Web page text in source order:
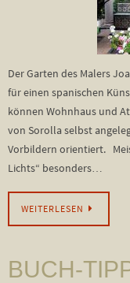
Der Garten des Malers
für einen spanischen
können Wohnhaus und
von Sorolla selbst
Vorbildern orientiert.
Lichts“ besonders…
WEITERLESEN
BUCH-